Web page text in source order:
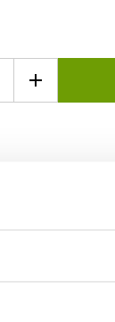
:
: Voor
Belangrijk